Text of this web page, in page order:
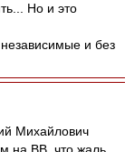
Но и это
и без
Михайлович